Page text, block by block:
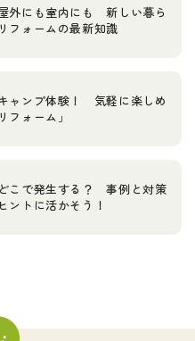
外にも室内にも 新しい暮ら
フォームの最新知識
ャンプ体験！ 気軽に楽しめ
フォーム」
こで発生する？ 事例と対策
ントに活かそう！